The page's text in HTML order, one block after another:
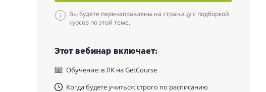
Вы будете перенаправлены на страницу с подборкой
курсов по этой теме.
Этот вебинар включает:
Обучение: в ЛК на GetCourse
Когда будете учиться: строго по расписанию